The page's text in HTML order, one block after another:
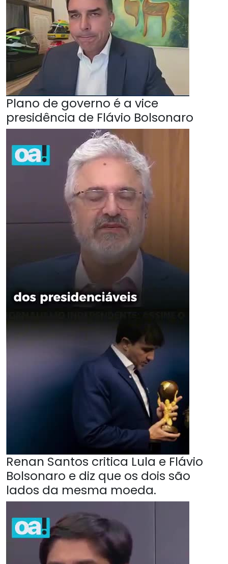
Plano de governo é a vice
presidência de Flávio Bolsonaro
Renan Santos critica Lula e Flávio
Bolsonaro e diz que os dois são
lados da mesma moeda.